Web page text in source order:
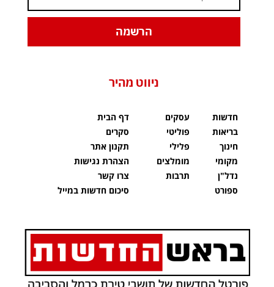
הרשמה
ניווט מהיר
חדשות
בריאות
חינוך
מקומי
נדל"ן
ספורט
עסקים
פוליטי
פלילי
מומלצים
תרבות
דף הבית
סקרים
תקנון אתר
הצהרת נגישות
צרו קשר
סיכום חדשות במייל